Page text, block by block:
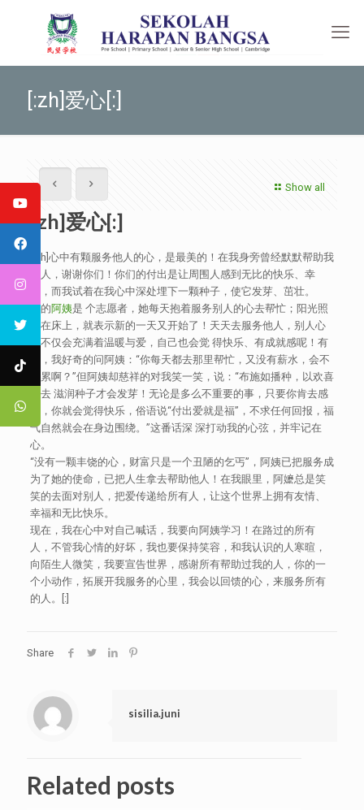
[:zh]爱心[:]
Show all
[:zh]爱心[:]
[:zh]心中有颗服务他人的心，是最美的！在我身旁曾经默默帮助我
的人，谢谢你们！你们的付出是让周围人感到无比的快乐、幸
福，而我试着在我心中深处埋下一颗种子，使它发芽、茁壮。
我的阿姨是 个志愿者，她每天抱着服务别人的心去帮忙；阳光照
射在床上，就表示新的一天又开始了！天天去服务他人，别人心
中不仅会充满着温暖与爱，自己也会觉 得快乐、有成就感呢！有
次，我好奇的问阿姨：“你每天都去那里帮忙，又没有薪水，会不
会累啊？”但阿姨却慈祥的对我笑一笑，说：“布施如播种，以欢喜
心去 滋润种子才会发芽！无论是多么不重要的事，只要你肯去感
受，你就会觉得快乐，俗语说“付出爱就是福”，不求任何回报，福
气自然就会在身边围绕。”这番话深 深打动我的心弦，并牢记在
心。
“没有一颗丰饶的心，财富只是一个丑陋的乞丐”，阿姨已把服务成
为了她的使命，已把人生拿去帮助他人！在我眼里，阿嬷总是笑
笑的去面对别人，把爱传递给所有人，让这个世界上拥有友情、
幸福和无比快乐。
现在，我在心中对自己喊话，我要向阿姨学习！在路过的所有
人，不管我心情的好坏，我也要保持笑容，和我认识的人寒暄，
向陌生人微笑，我要宣告世界，感谢所有帮助过我的人，你的一
个小动作，拓展开我服务的心里，我会以回馈的心，来服务所有
的人。[:]
Share
sisilia.juni
Related posts